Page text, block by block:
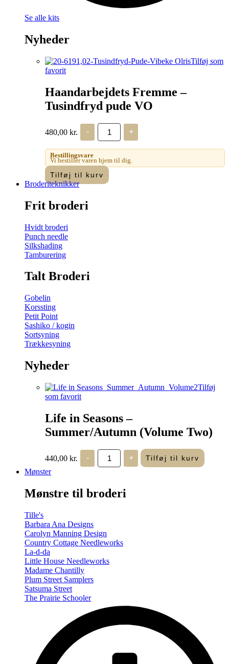
Se alle kits
Nyheder
Tilføj som
favorit
Haandarbejdets Fremme –
Tusindfryd pude VO
480,00 kr. -
Haandarbejdets
Fremme
-
Tusindfryd
pude
VO
antal
+
Bestillingsvare
Vi bestiller varen hjem til dig.
Tilføj til kurv
Broderiteknikker
Frit broderi
Hvidt broderi
Punch needle
Silkshading
Tamburering
Talt Broderi
Gobelin
Korssting
Petit Point
Sashiko / kogin
Sortsyning
Trækkesyning
Nyheder
Tilføj
som favorit
Life in Seasons –
Summer/Autumn (Volume Two)
440,00 kr. -
Life
Seasons
(Volume
+ Tilføj til kurv
Mønster
Mønstre til broderi
Tille's
Barbara Ana Designs
Carolyn Manning Design
Country Cottage Needleworks
La-d-da
Little House Needleworks
Madame Chantilly
Plum Street Samplers
Satsuma Street
The Prairie Schooler